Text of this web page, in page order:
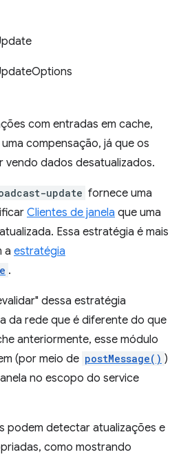
com entradas em cache,
compensação, já que os
vendo dados desatualizados.
update fornece uma
Clientes de janela que uma
Essa estratégia é mais
a estratégia
.
dessa estratégia
da rede que é diferente do que
anteriormente, esse módulo
(por meio de postMessage() )
no escopo do service
podem detectar atualizações e
como mostrando